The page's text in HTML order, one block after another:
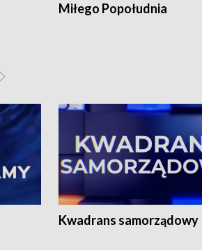
Miłego Popołudnia
Kwadrans samorządowy